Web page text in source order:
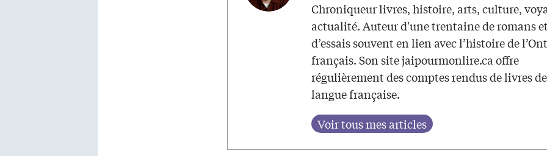
Chroniqueur livres, histoire, arts, culture,
actualité. Auteur d'une trentaine de romans
d’essais souvent en lien avec l’histoire de
français. Son site jaipourmonlire.ca offre
régulièrement des comptes rendus de livres de
langue française.